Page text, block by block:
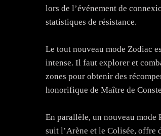
lors de l’événement de
statistiques de résistance.
Le tout nouveau mode Zodiac
intense. Il faut explorer et
zones pour obtenir des
honorifique de Maître de
En parallèle, un nouveau mode
suit l’Arène et le Colisée, offre